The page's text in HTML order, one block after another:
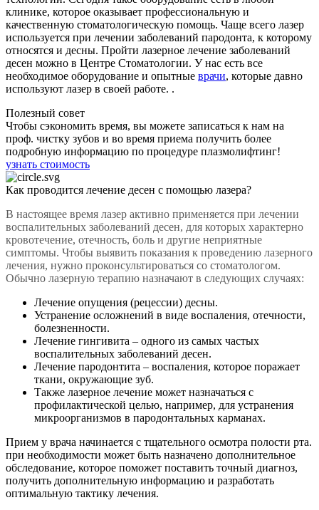
клинике, которое оказывает профессиональную и
качественную стоматологическую помощь. Чаще всего лазер
используется при лечении заболеваний пародонта, к которому
относятся и десны. Пройти лазерное лечение заболеваний
десен можно в Центре Стоматологии. У нас есть все
необходимое оборудование и опытные врачи, которые давно
используют лазер в своей работе. .
Полезный совет
Чтобы сэкономить время, вы можете записаться к нам на
проф. чистку зубов и во время приема получить более
подробную информацию по процедуре плазмолифтинг!
узнать стоимость
Как проводится лечение десен с помощью лазера?
В настоящее время лазер активно применяется при лечении
воспалительных заболеваний десен, для которых характерно
кровотечение, отечность, боль и другие неприятные
симптомы. Чтобы выявить показания к проведению лазерного
лечения, нужно проконсультироваться со стоматологом.
Обычно лазерную терапию назначают в следующих случаях:
Лечение опущения (рецессии) десны.
Устранение осложнений в виде воспаления, отечности,
болезненности.
Лечение гингивита – одного из самых частых
воспалительных заболеваний десен.
Лечение пародонтита – воспаления, которое поражает
ткани, окружающие зуб.
Также лазерное лечение может назначаться с
профилактической целью, например, для устранения
микроорганизмов в пародонтальных карманах.
Прием у врача начинается с тщательного осмотра полости рта.
при необходимости может быть назначено дополнительное
обследование, которое поможет поставить точный диагноз,
получить дополнительную информацию и разработать
оптимальную тактику лечения.